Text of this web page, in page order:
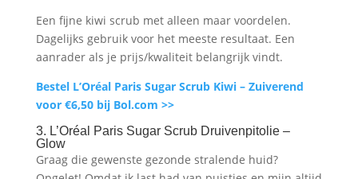
Een fijne kiwi scrub met alleen maar voordelen.
Dagelijks gebruik voor het meeste resultaat. Een
aanrader als je prijs/kwaliteit belangrijk vindt.
Bestel L’Oréal Paris Sugar Scrub Kiwi – Zuiverend
voor €6,50 bij Bol.com >>
3. L’Oréal Paris Sugar Scrub Druivenpitolie –
Glow
Graag die gewenste gezonde stralende huid?